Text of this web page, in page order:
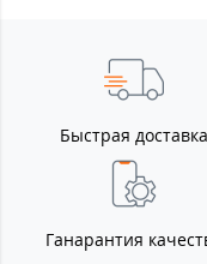
Быстрая доставка
Ганарантия